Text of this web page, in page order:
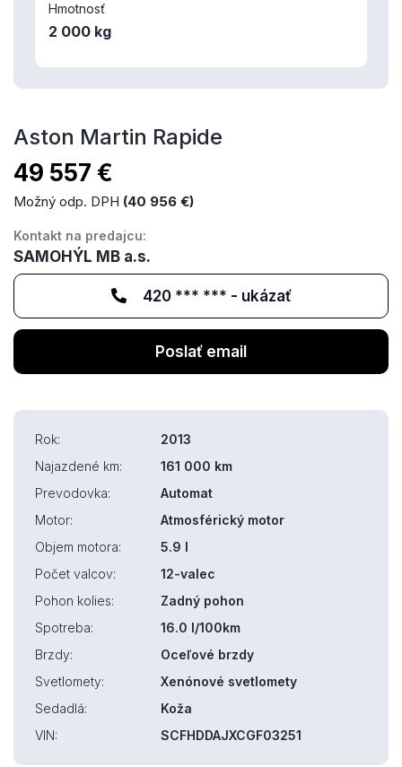
Hmotnosť
2 000 kg
Aston Martin Rapide
49 557 €
Možný odp. DPH (40 956 €)
Kontakt na predajcu:
SAMOHÝL MB a.s.
420 *** *** - ukázať
Poslať email
Rok:
2013
Najazdené km:
161 000 km
Prevodovka:
Automat
Motor:
Atmosférický motor
Objem motora:
5.9 l
Počet valcov:
12-valec
Pohon kolies:
Zadný pohon
Spotreba:
16.0 l/100km
Brzdy:
Oceľové brzdy
Svetlomety:
Xenónové svetlomety
Sedadlá:
Koža
VIN:
SCFHDDAJXCGF03251